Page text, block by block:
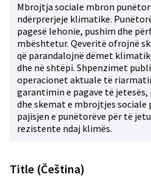
Mbrojtja sociale mbron
ndërprerjeje klimatike.
pagesë lehonie, pushim dhe
mbështetur. Qeveritë ofrojnë
që parandalojnë dëmet
dhe në shtëpi. Shpenzimet
operacionet aktuale të
garantimin e pagave të
dhe skemat e mbrojtjes
pajisjen e punëtorëve për të
rezistente ndaj klimës.
Title (Čeština)